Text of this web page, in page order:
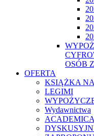
OSÓB
OFERTA
KSIĄŻKA
LEGIMI
Wydawnictwa
ACADEMICA